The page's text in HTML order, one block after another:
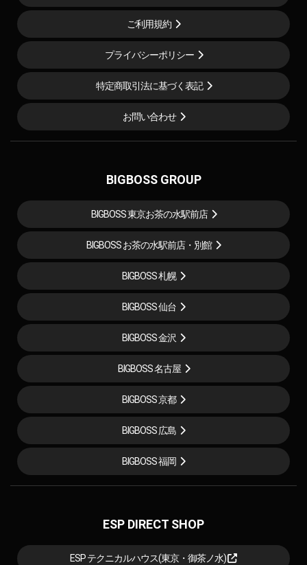
ご利用規約
プライバシーポリシー
特定商取引法に基づく表記
お問い合わせ
BIGBOSS GROUP
BIGBOSS 東京お茶の水駅前店
BIGBOSS お茶の水駅前店・別館
BIGBOSS 札幌
BIGBOSS 仙台
BIGBOSS 金沢
BIGBOSS 名古屋
BIGBOSS 京都
BIGBOSS 広島
BIGBOSS 福岡
ESP DIRECT SHOP
ESP テクニカルハウス(東京・御茶ノ水)